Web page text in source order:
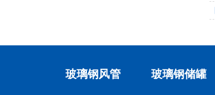
玻璃钢风管 玻璃钢储罐